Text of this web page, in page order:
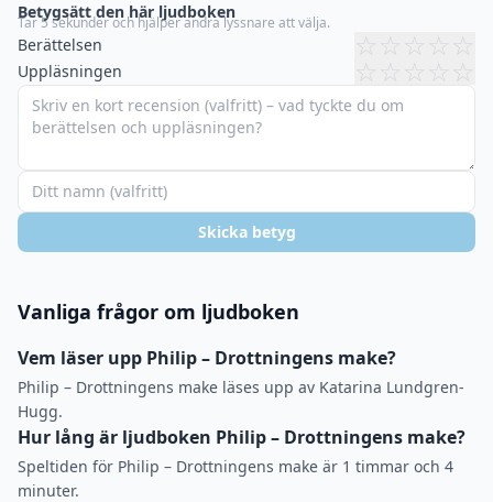
Betygsätt den här ljudboken
Tar 5 sekunder och hjälper andra lyssnare att välja.
Berättelsen ☆☆☆☆☆
Uppläsningen ☆ ☆ ☆ ☆ ☆
Skicka betyg
Vanliga frågor om ljudboken
Vem läser upp Philip – Drottningens make?
Philip – Drottningens make läses upp av Katarina Lundgren-
Hugg.
Hur lång är ljudboken Philip – Drottningens make?
Speltiden för Philip – Drottningens make är 1 timmar och 4
minuter.